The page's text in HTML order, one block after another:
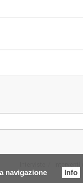
navigazione Info